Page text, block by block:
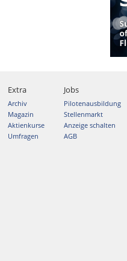
Extra
Archiv
Magazin
Aktienkurse
Umfragen
Jobs
Pilotenausbildung
Stellenmarkt
Anzeige schalten
AGB